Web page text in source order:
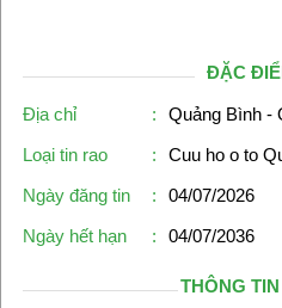
ĐẶC
Địa chỉ :
Quảng Bình -
Loại tin rao
:
Cuu ho o to
Ngày đăng tin
:
04/07/2026
Ngày hết hạn
: 04/07/2036
THÔNG